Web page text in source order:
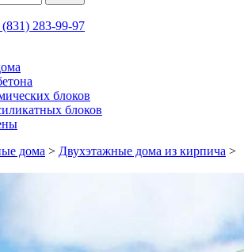
(831) 283-99-97
блоков
блоков
дома > Двухэтажные дома из кирпича >